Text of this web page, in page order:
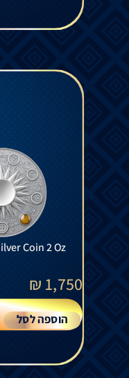
Coin 2 Oz
1,750
₪
הוספה לסל